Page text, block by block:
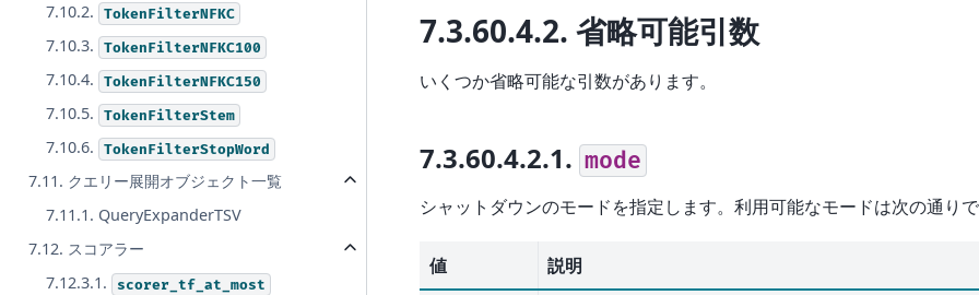
7.10.2.
TokenFilterNFKC
7.10.3. TokenFilterNFKC100
7.10.4. TokenFilterNFKC150
7.10.5. TokenFilterStem
7.10.6. TokenFilterStopWord
7.11. クエリー展開オブジェクト一覧
7.11.1. QueryExpanderTSV
7.12. スコアラー
7.12.3.1.
scorer_tf_at_most
7.3.60.4.2. 省略可能引数
いくつか省略可能な引数があります。
7.3.60.4.2.1. mode
シャットダウンのモードを指定します。利用可能なモードは次の通りで
値 説明